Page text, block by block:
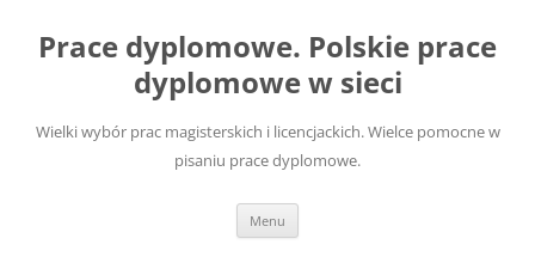
treści
Prace dyplomowe. Polskie prace
dyplomowe w sieci
Wielki wybór prac magisterskich i licencjackich. Wielce pomocne w
pisaniu prace dyplomowe.
Menu